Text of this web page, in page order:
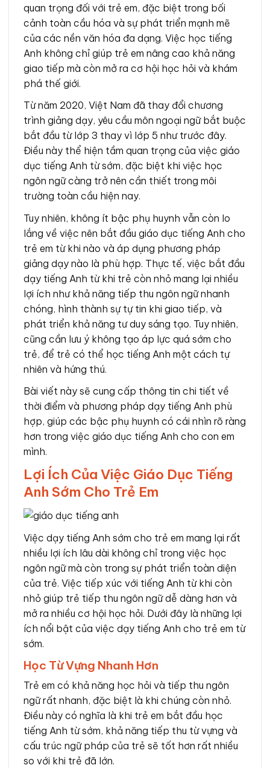
quan trọng đối với trẻ em, đặc biệt trong bối
cảnh toàn cầu hóa và sự phát triển mạnh mẽ
của các nền văn hóa đa dạng. Việc học tiếng
Anh không chỉ giúp trẻ em nâng cao khả năng
giao tiếp mà còn mở ra cơ hội học hỏi và khám
phá thế giới.
Từ năm 2020, Việt Nam đã thay đổi chương
trình giảng dạy, yêu cầu môn ngoại ngữ bắt buộc
bắt đầu từ lớp 3 thay vì lớp 5 như trước đây.
Điều này thể hiện tầm quan trọng của việc giáo
dục tiếng Anh từ sớm, đặc biệt khi việc học
ngôn ngữ càng trở nên cần thiết trong môi
trường toàn cầu hiện nay.
Tuy nhiên, không ít bậc phụ huynh vẫn còn lo
lắng về việc nên bắt đầu giáo dục tiếng Anh cho
trẻ em từ khi nào và áp dụng phương pháp
giảng dạy nào là phù hợp. Thực tế, việc bắt đầu
dạy tiếng Anh từ khi trẻ còn nhỏ mang lại nhiều
lợi ích như khả năng tiếp thu ngôn ngữ nhanh
chóng, hình thành sự tự tin khi giao tiếp, và
phát triển khả năng tư duy sáng tạo. Tuy nhiên,
cũng cần lưu ý không tạo áp lực quá sớm cho
trẻ, để trẻ có thể học tiếng Anh một cách tự
nhiên và hứng thú.
Bài viết này sẽ cung cấp thông tin chi tiết về
thời điểm và phương pháp dạy tiếng Anh phù
hợp, giúp các bậc phụ huynh có cái nhìn rõ ràng
hơn trong việc giáo dục tiếng Anh cho con em
mình.
Lợi Ích Của Việc Giáo Dục Tiếng
Anh Sớm Cho Trẻ Em
Việc dạy tiếng Anh sớm cho trẻ em mang lại rất
nhiều lợi ích lâu dài không chỉ trong việc học
ngôn ngữ mà còn trong sự phát triển toàn diện
của trẻ. Việc tiếp xúc với tiếng Anh từ khi còn
nhỏ giúp trẻ tiếp thu ngôn ngữ dễ dàng hơn và
mở ra nhiều cơ hội học hỏi. Dưới đây là những lợi
ích nổi bật của việc dạy tiếng Anh cho trẻ em từ
sớm.
Học Từ Vựng Nhanh Hơn
Trẻ em có khả năng học hỏi và tiếp thu ngôn
ngữ rất nhanh, đặc biệt là khi chúng còn nhỏ.
Điều này có nghĩa là khi trẻ em bắt đầu học
tiếng Anh từ sớm, khả năng tiếp thu từ vựng và
cấu trúc ngữ pháp của trẻ sẽ tốt hơn rất nhiều
so với khi trẻ đã lớn.